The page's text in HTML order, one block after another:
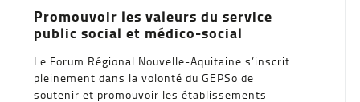
Promouvoir les valeurs du service
public social et médico-social
Le Forum Régional Nouvelle-Aquitaine s’inscrit
pleinement dans la volonté du GEPSo de
soutenir et promouvoir les établissements